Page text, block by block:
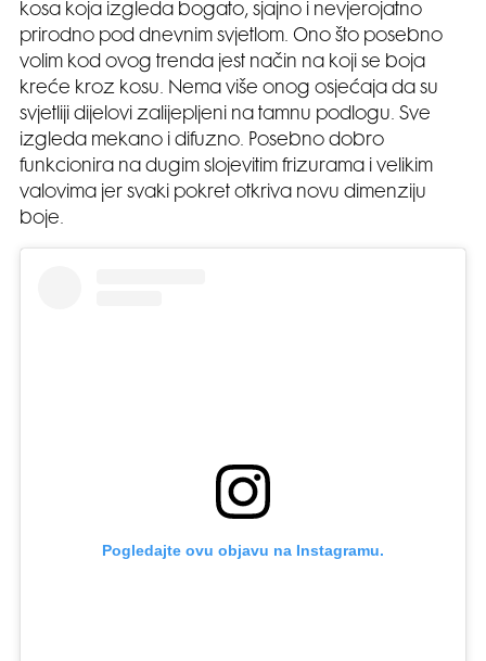
kosa koja izgleda bogato, sjajno i nevjerojatno
prirodno pod dnevnim svjetlom. Ono što posebno
volim kod ovog trenda jest način na koji se boja
kreće kroz kosu. Nema više onog osjećaja da su
svjetliji dijelovi zalijepljeni na tamnu podlogu. Sve
izgleda mekano i difuzno. Posebno dobro
funkcionira na dugim slojevitim frizurama i velikim
valovima jer svaki pokret otkriva novu dimenziju
boje.
Pogledajte ovu objavu na Instagramu.